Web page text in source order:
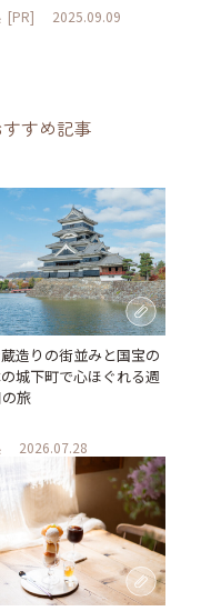
[PR] 2025.09.09
すめ記事
造りの街並みと国宝の
城下町で心ほぐれる週
旅
2026.07.28